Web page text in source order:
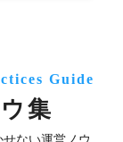
Guide
集